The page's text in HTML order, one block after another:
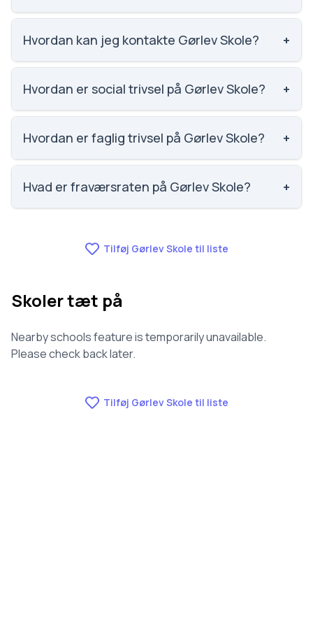
Karaktergennemsnittet på Gørlev Skole er 5.1,
nummer 1482 ud af 3143 skoler.
Hvordan kan jeg kontakte Gørlev Skole? +
Email: goerlevskole@kalundborg.dk. Telefon: 5885
5186. Adresse: Gørlev Skole Kalundborgvej 8, 4281
Hvordan er social trivsel på Gørlev Skole? +
Social trivsel på Gørlev Skole er 3.7 ud af 5, nummer
1349 ud af 3143 skoler. Scoren er baseret på
Hvordan er faglig trivsel på Gørlev Skole? +
Faglig trivsel på Gørlev Skole er 3.3 ud af 5, nummer
1387 ud af 3143 skoler. Scoren er baseret på
Hvad er fraværsraten på Gørlev Skole? +
Tilføj Gørlev Skole til liste
Skoler tæt på
Nearby schools feature is temporarily unavailable.
Please check back later.
Tilføj Gørlev Skole til liste